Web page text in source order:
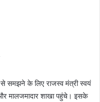
से समझने के लिए राजस्व मंत्री स्वयं
मालजमादार शाखा पहुंचे। इसके